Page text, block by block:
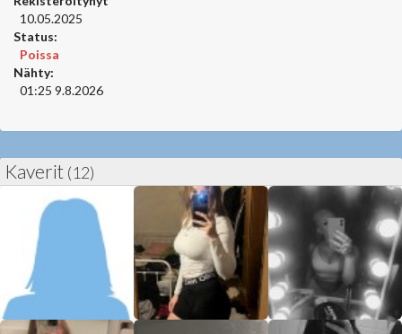
10.05.2025
Status:
Poissa
Nähty:
01:25 9.8.2026
Kaverit (12)